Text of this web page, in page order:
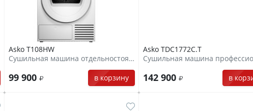
Asko T108HW
Сушильная машина отдельностоящая
99 900 в корзину
Asko TDC1772C.T
142 900 в